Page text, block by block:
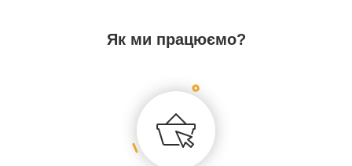
Як ми працюємо?